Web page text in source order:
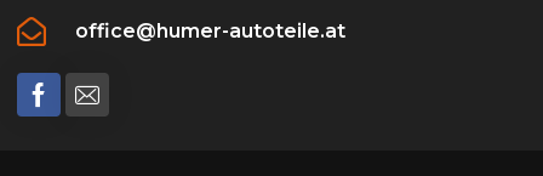
office@humer-autoteile.at